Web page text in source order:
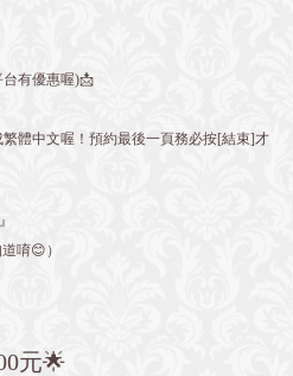
有優惠喔)📩
體中文喔！預約最後一頁務必按[結束]才
唷😊）
元🌟